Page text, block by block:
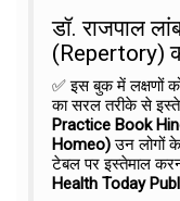
डॉ. राजपाल
(Repertory)
✅ इस बुक में लक्षणों
का सरल तरीके से
Practice Book
Homeo)उन लोगों के
टेबल पर इस्तेमाल
Health Today